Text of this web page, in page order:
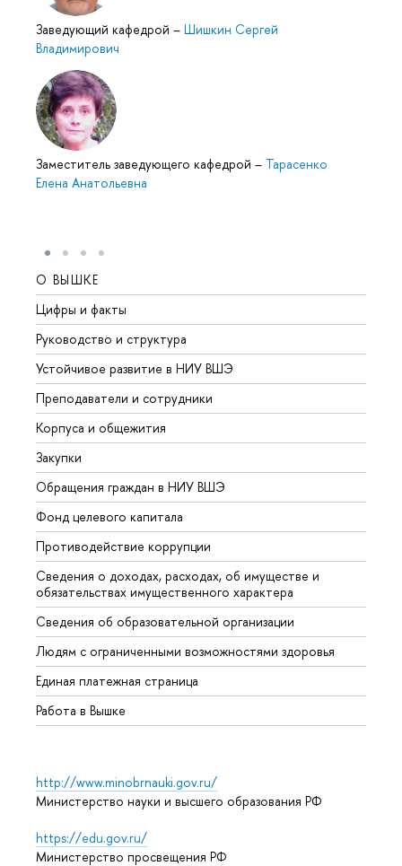
Заведующий кафедрой – Шишкин Сергей
Владимирович
Заместитель заведующего кафедрой – Тарасенко
Елена Анатольевна
О ВЫШКЕ
Цифры и факты
Руководство и структура
Устойчивое развитие в НИУ ВШЭ
Преподаватели и сотрудники
Корпуса и общежития
Закупки
Обращения граждан в НИУ ВШЭ
Фонд целевого капитала
Противодействие коррупции
Сведения о доходах, расходах, об имуществе и
обязательствах имущественного характера
Сведения об образовательной организации
Людям с ограниченными возможностями здоровья
Единая платежная страница
Работа в Вышке
http://www.minobrnauki.gov.ru/
Министерство науки и высшего образования РФ
https://edu.gov.ru/
Министерство просвещения РФ